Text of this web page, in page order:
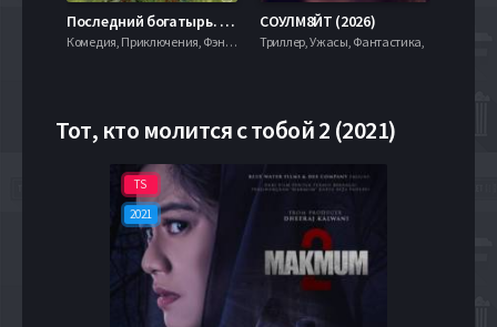
Последний богатырь. Колобок (2026)
Комедия, Приключения, Фэнтези,
СОУЛМ8ЙТ (2026)
Триллер, Ужасы, Фантастика,
Тот, кто молится с тобой 2 (2021)
TS
2021